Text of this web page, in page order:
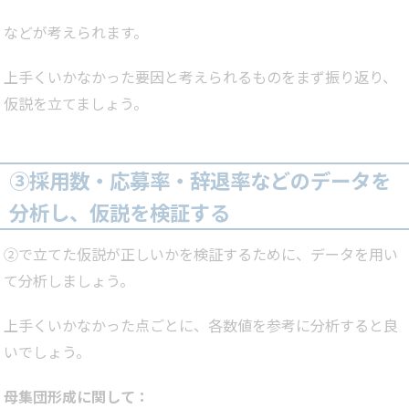
などが考えられます。
上手くいかなかった要因と考えられるものをまず振り返り、
仮説を立てましょう。
③採用数・応募率・辞退率などのデータを
分析し、仮説を検証する
②で立てた仮説が正しいかを検証するために、データを用い
て分析しましょう。
上手くいかなかった点ごとに、各数値を参考に分析すると良
いでしょう。
母集団形成に関して：